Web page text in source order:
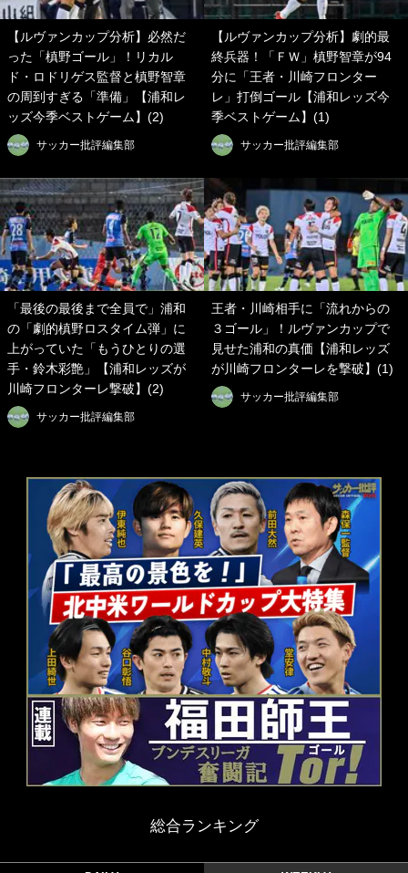
【ルヴァンカップ分析】必然だ
った「槙野ゴール」！リカル
ド・ロドリゲス監督と槙野智章
の周到すぎる「準備」【浦和レ
ッズ今季ベストゲーム】(2)
サッカー批評編集部
【ルヴァンカップ分析】劇的最
終兵器！「ＦＷ」槙野智章が94
分に「王者・川崎フロンター
レ」打倒ゴール【浦和レッズ今
季ベストゲーム】(1)
サッカー批評編集部
「最後の最後まで全員で」浦和
の「劇的槙野ロスタイム弾」に
上がっていた「もうひとりの選
手・鈴木彩艶」【浦和レッズが
川崎フロンターレ撃破】(2)
サッカー批評編集部
王者・川崎相手に「流れからの
３ゴール」！ルヴァンカップで
見せた浦和の真価【浦和レッズ
が川崎フロンターレを撃破】(1)
サッカー批評編集部
総合ランキング